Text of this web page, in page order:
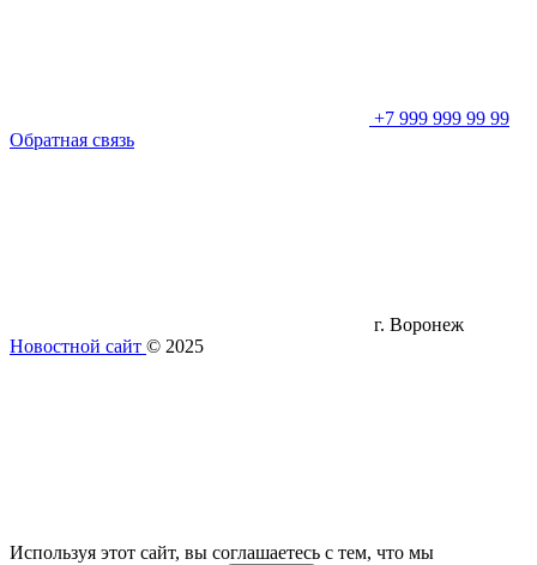
+7 999 999 99 99
Обратная связь
г. Воронеж
Новостной сайт © 2025
Используя этот сайт, вы соглашаетесь с тем, что мы